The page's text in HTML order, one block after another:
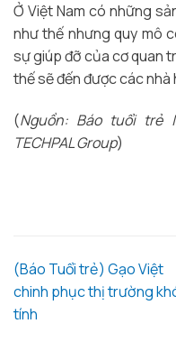
Ở Việt Nam có những
như thế nhưng quy mô
sự giúp đỡ của cơ quan
thế sẽ đến được các
(Nguồn: Báo tuổi trẻ
TECHPAL Group)
(Báo Tuổi trẻ) Gạo Việt
chinh phục thị trường
tính